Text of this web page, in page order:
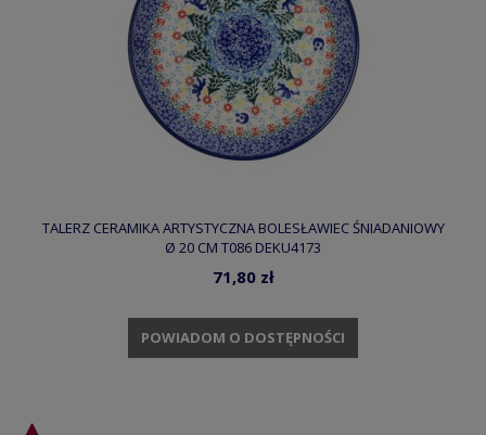
TALERZ CERAMIKA ARTYSTYCZNA BOLESŁAWIEC ŚNIADANIOWY
Ø 20 CM T086 DEKU4173
71,80 zł
POWIADOM O DOSTĘPNOŚCI